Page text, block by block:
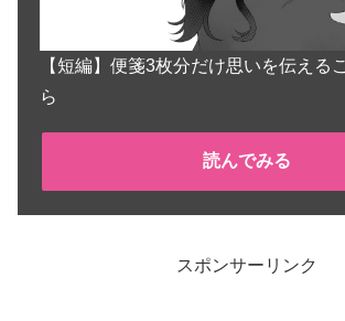
【短編】便箋3枚分だけ思いを伝える
ら
読んでみる
スポンサーリンク